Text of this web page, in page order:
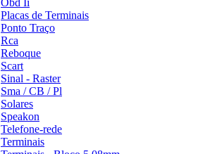
Obd Ii
Placas de Terminais
Ponto Traço
Rca
Reboque
Scart
Sinal - Raster
Sma / CB / Pl
Solares
Speakon
Telefone-rede
Terminais